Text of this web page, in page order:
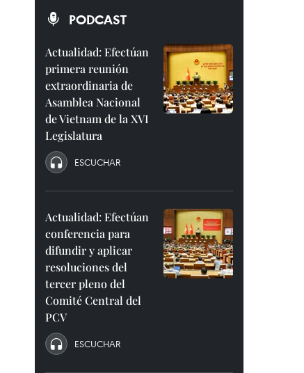
PODCAST
Actualidad: Efectúan
primera reunión
extraordinaria de
Asamblea Nacional
de Vietnam de la XVI
Legislatura
ESCUCHAR
Actualidad: Efectúan
conferencia para
difundir y aplicar
resoluciones del
tercer pleno del
Comité Central del
PCV
ESCUCHAR